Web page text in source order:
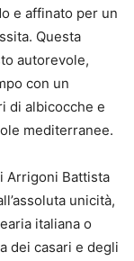
e affinato per un
Questa
autorevole,
con un
di albicocche e
mediterranee.
Arrigoni Battista
unicità,
italiana o
dei casari e degli